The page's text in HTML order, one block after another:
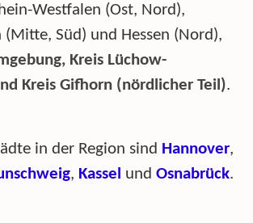
Westfalen (Ost, Nord),
(Mitte, Süd) und Hessen (Nord),
Kreis Lüchow-
Kreis Gifhorn (nördlicher Teil).
in der Region sind Hannover,
, Kassel undOsnabrück.